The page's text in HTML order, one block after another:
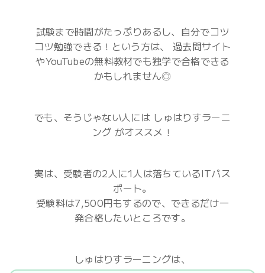
試験まで時間がたっぷりあるし、自分でコツ
コツ勉強できる！という方は、 過去問サイト
やYouTubeの無料教材でも独学で合格できる
かもしれません◎
でも、そうじゃない人には しゅはりすラーニ
ング がオススメ！
実は、受験者の2人に1人は落ちているITパス
ポート。
受験料は7,500円もするので、できるだけ一
発合格したいところです。
しゅはりすラーニングは、